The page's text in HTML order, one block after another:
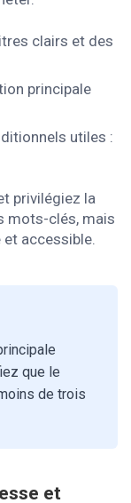
clairs et des
principale
utiles :
privilégiez la
mots-clés, mais
accessible.
que le
de trois
et